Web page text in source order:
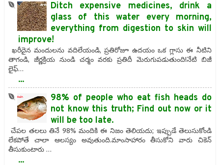
Ditch expensive medicines, drink a
glass of this water every morning,
everything from digestion to skin will
improve!
ఖరీదైన మందులను వదిలేయండి, ప్రతిరోజూ ఉదయం ఒక గ్లాసు ఈ నీటిని
తాగండి, జీర్ణక్రియ నుండి చర్మం వరకు ప్రతిదీ మెరుగుపడుతుంది!నేటి బిజీ
లైఫ్‌…
...
98% of people who eat fish heads do
not know this truth; Find out now or it
will be too late.
చేపల తలలు తినే 98% మందికి ఈ నిజం తెలియదు; ఇప్పుడే తెలుసుకోండి
లేకపోతే చాలా ఆలస్యం అవుతుంది.మాంసాహారం తీసుకోని వారు చికెన్
తీసుకుంటారు …
...